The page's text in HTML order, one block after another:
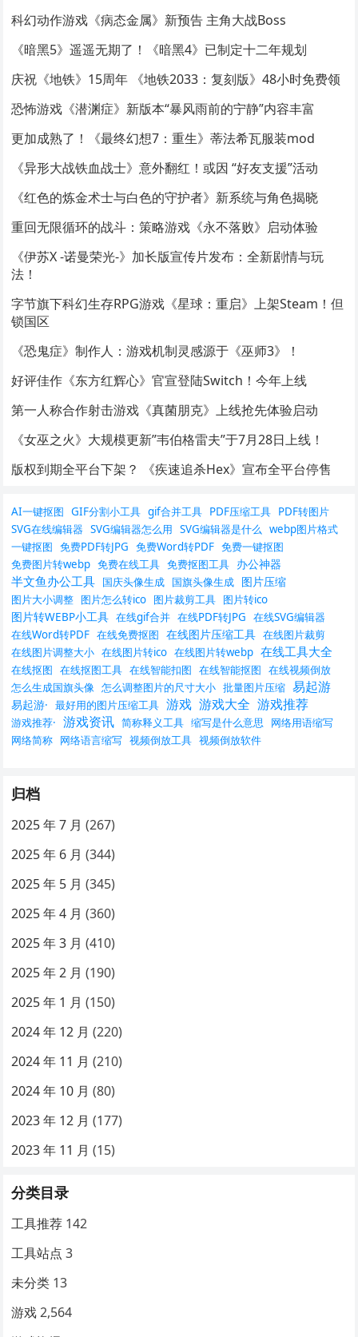
科幻动作游戏《病态金属》新预告 主角大战Boss
《暗黑5》遥遥无期了！《暗黑4》已制定十二年规划
庆祝《地铁》15周年 《地铁2033：复刻版》48小时免费领
恐怖游戏《潜渊症》新版本“暴风雨前的宁静”内容丰富
更加成熟了！《最终幻想7：重生》蒂法希瓦服装mod
《异形大战铁血战士》意外翻红！或因 “好友支援”活动
《红色的炼金术士与白色的守护者》新系统与角色揭晓
重回无限循环的战斗：策略游戏《永不落败》启动体验
《伊苏X -诺曼荣光-》加长版宣传片发布：全新剧情与玩
法！
字节旗下科幻生存RPG游戏《星球：重启》上架Steam！但
锁国区
《恐鬼症》制作人：游戏机制灵感源于《巫师3》！
好评佳作《东方红辉心》官宣登陆Switch！今年上线
第一人称合作射击游戏《真菌朋克》上线抢先体验启动
《女巫之火》大规模更新”韦伯格雷夫”于7月28日上线！
版权到期全平台下架？ 《疾速追杀Hex》宣布全平台停售
AI一键抠图 GIF分割小工具 gif合并工具 PDF压缩工具 PDF转图片
SVG在线编辑器 SVG编辑器怎么用 SVG编辑器是什么 webp图片格式
一键抠图 免费PDF转JPG 免费Word转PDF 免费一键抠图
免费图片转webp 免费在线工具 免费抠图工具 办公神器
半文鱼办公工具 国庆头像生成 国旗头像生成 图片压缩
图片大小调整 图片怎么转ico 图片裁剪工具 图片转ico
图片转WEBP小工具 在线gif合并 在线PDF转JPG 在线SVG编辑器
在线Word转PDF 在线免费抠图 在线图片压缩工具 在线图片裁剪
在线图片调整大小 在线图片转ico 在线图片转webp 在线工具大全
在线抠图 在线抠图工具 在线智能扣图 在线智能抠图 在线视频倒放
怎么生成国旗头像 怎么调整图片的尺寸大小 批量图片压缩 易起游
易起游· 最好用的图片压缩工具 游戏 游戏大全 游戏推荐
游戏推荐· 游戏资讯 简称释义工具 缩写是什么意思
网络用语缩写
网络简称 网络语言缩写 视频倒放工具 视频倒放软件
归档
2025 年 7 月 (267)
2025 年 6 月 (344)
2025 年 5 月 (345)
2025 年 4 月 (360)
2025 年 3 月 (410)
2025 年 2 月 (190)
2025 年 1 月 (150)
2024 年 12 月 (220)
2024 年 11 月 (210)
2024 年 10 月 (80)
2023 年 12 月 (177)
2023 年 11 月 (15)
分类目录
工具推荐 142
工具站点 3
未分类 13
游戏 2,564